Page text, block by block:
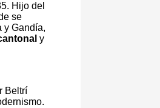
Hijo del
se
y Gandía,
y
Beltrí